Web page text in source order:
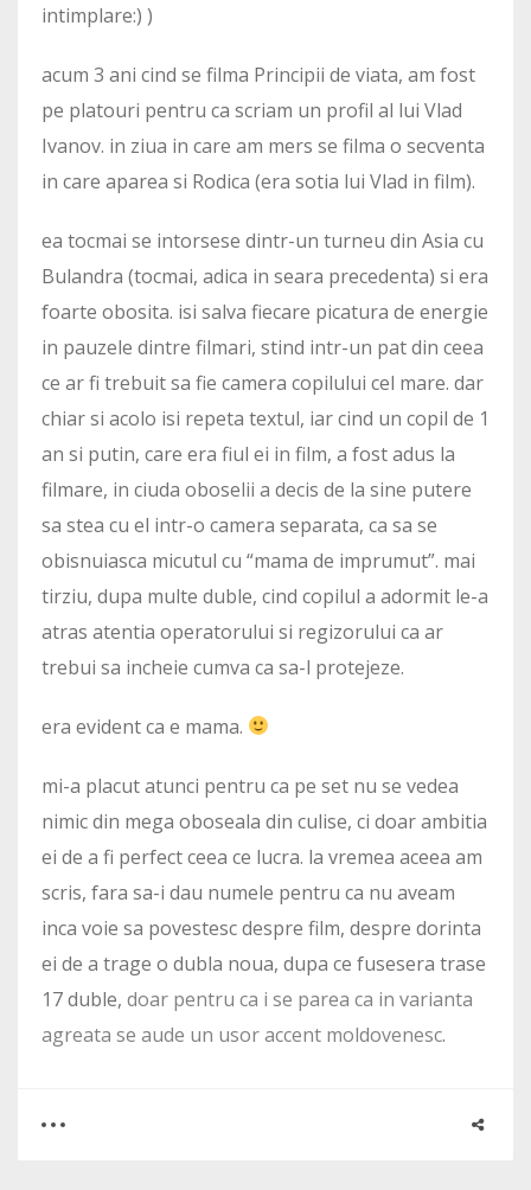
intimplare:) )
acum 3 ani cind se filma Principii de viata, am fost
pe platouri pentru ca scriam un profil al lui Vlad
Ivanov. in ziua in care am mers se filma o secventa
in care aparea si Rodica (era sotia lui Vlad in film).
ea tocmai se intorsese dintr-un turneu din Asia cu
Bulandra (tocmai, adica in seara precedenta) si era
foarte obosita. isi salva fiecare picatura de energie
in pauzele dintre filmari, stind intr-un pat din ceea
ce ar fi trebuit sa fie camera copilului cel mare. dar
chiar si acolo isi repeta textul, iar cind un copil de 1
an si putin, care era fiul ei in film, a fost adus la
filmare, in ciuda oboselii a decis de la sine putere
sa stea cu el intr-o camera separata, ca sa se
obisnuiasca micutul cu “mama de imprumut”. mai
tirziu, dupa multe duble, cind copilul a adormit le-a
atras atentia operatorului si regizorului ca ar
trebui sa incheie cumva ca sa-l protejeze.
era evident ca e mama.
mi-a placut atunci pentru ca pe set nu se vedea
nimic din mega oboseala din culise, ci doar ambitia
ei de a fi perfect ceea ce lucra. la vremea aceea am
scris, fara sa-i dau numele pentru ca nu aveam
inca voie sa povestesc despre film, despre dorinta
ei de a trage o dubla noua, dupa ce fusesera trase
17 duble, doar pentru ca i se parea ca in varianta
agreata se aude un usor accent moldovenesc.